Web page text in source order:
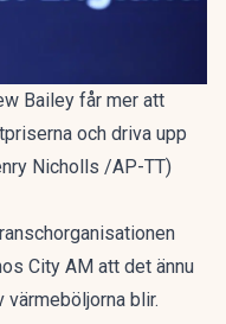
Bailey får mer att
och driva upp
Nicholls /AP-TT)
City AM att det ännu
värmeböljorna blir.